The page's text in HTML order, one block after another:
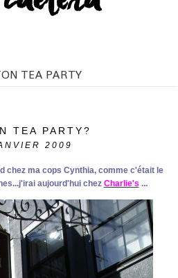
TEA PARTY
TEA PARTY?
2009
chez ma cops Cynthia, comme c'était le
aujourd'hui chez Charlie's ...